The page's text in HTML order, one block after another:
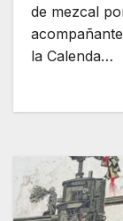
de mezcal
la Calenda…